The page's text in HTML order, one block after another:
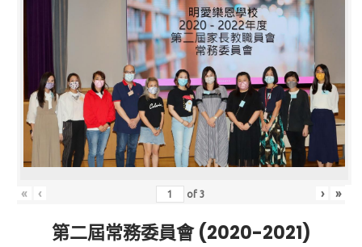
« ‹ of3 › »
第二屆常務委員會 (2020-2021)